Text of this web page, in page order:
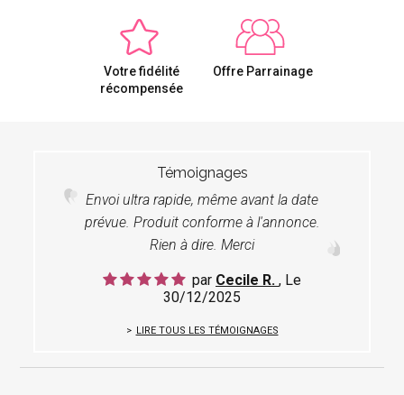
Votre fidélité
récompensée
Offre Parrainage
Témoignages
Envoi ultra rapide, même avant la date
prévue. Produit conforme à l'annonce.
Rien à dire. Merci
par Cecile R. , Le
30/12/2025
LIRE TOUS LES TÉMOIGNAGES